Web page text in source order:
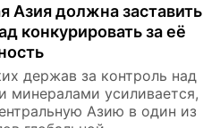
Азия должна заставить
конкурировать за её
держав за контроль над
минералами усиливается,
Азию в один из